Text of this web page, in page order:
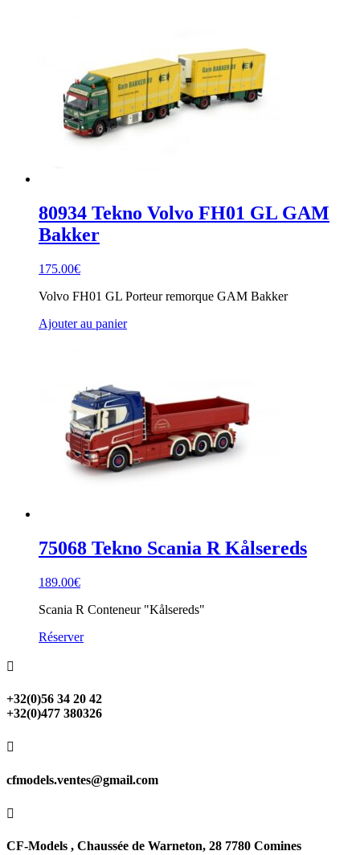
80934 Tekno Volvo FH01 GL GAM
Bakker
175.00€
Volvo FH01 GL Porteur remorque GAM Bakker
Ajouter au panier
75068 Tekno Scania R Kålsereds
189.00€
Scania R Conteneur "Kålsereds"
Réserver

+32(0)56 34 20 42
+32(0)477 380326

cfmodels.ventes@gmail.com

CF-Models , Chaussée de Warneton, 28 7780 Comines